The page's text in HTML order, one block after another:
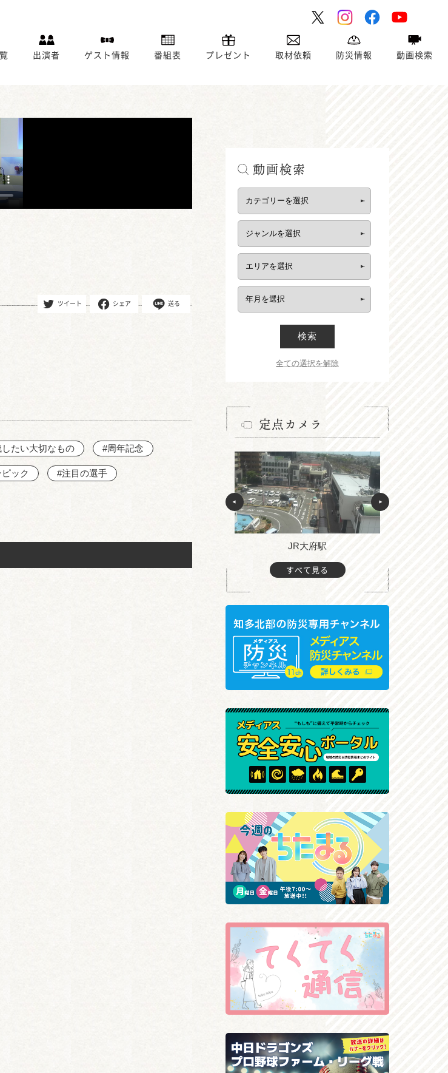
出演者 ゲスト情報 番組表 プレゼント 取材依頼 防災情報 動画検索
ツイート シェア 送る
したい大切なもの #周年記念
ック #注目の選手
動画検索
検索
全ての選択を解除
定点カメラ
JR大府駅
すべて見る